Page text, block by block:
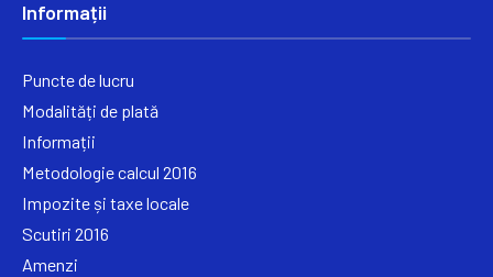
Informații
Puncte de lucru
Modalități de plată
Informații
Metodologie calcul 2016
Impozite și taxe locale
Scutiri 2016
Amenzi